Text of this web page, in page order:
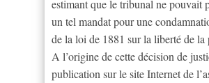
estimant que le tribunal ne pouvait
un tel mandat pour une
de la loi de 1881 sur la liberté de la
A l’origine de cette décision de
publication sur le site Internet de